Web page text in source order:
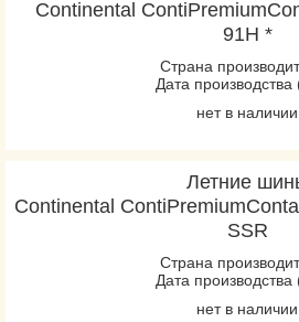
Continental
91H *
Страна
Дата производства
нет в наличии
Летние
Continental
SSR
Страна
Дата производства
нет в наличии